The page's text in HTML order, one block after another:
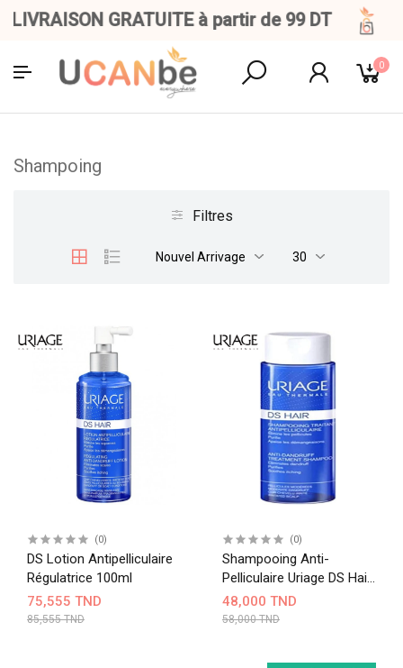
GRATUITE à partir de 99 DT
0
Shampoing
Filtres
Nouvel Arrivage 30
(0)
DS Lotion Antipelliculaire
Régulatrice 100ml
75,555 TND
85,555 TND
(0)
Shampooing Anti-
Pelliculaire Uriage DS Hair
200ml
48,000 TND
58,000 TND